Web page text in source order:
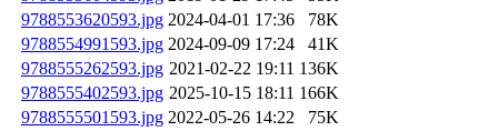
9788553620593.jpg 2024-04-01 17:36
78K
9788554991593.jpg 2024-09-09 17:24
41K
9788555262593.jpg 2021-02-22 19:11 136K
9788555402593.jpg 2025-10-15 18:11 166K
9788555501593.jpg 2022-05-26 14:22
75K